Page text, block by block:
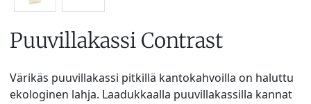
Puuvillakassi Contrast
Värikäs puuvillakassi pitkillä kantokahvoilla on haluttu
ekologinen lahja. Laadukkaalla puuvillakassilla kannat